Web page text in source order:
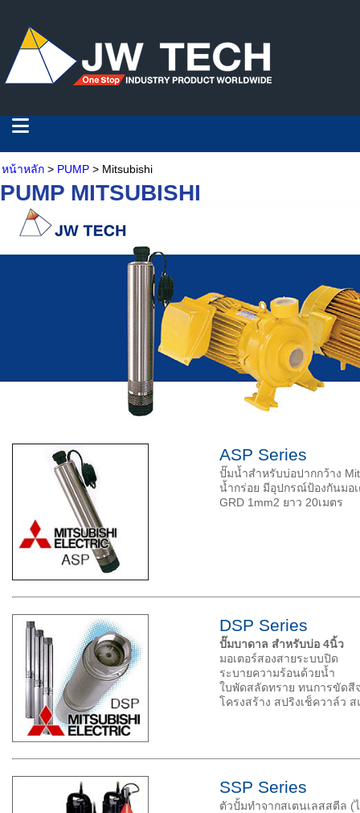
หน้าหลัก > PUMP > Mitsubishi
PUMP MITSUBISHI
ASP Series
ปั๊มน้ำสำหรับบ่อปากกว้าง
น้ำกร่อย มีอุปกรณ์ป้องกันมอ
GRD 1mm2 ยาว 20เมตร
DSP Series
ปั๊มบาดาล สำหรับบ่อ 4นิ้ว
มอเตอร์สองสายระบบปิด
ระบายความร้อนด้วยน้ำ
ใบพัดสลัดทราย ทนการขัดสี
โครงสร้าง สปริงเช็ควาล์ว
SSP Series
ตัวปั้มทำจากสเตนเลสสตีล (